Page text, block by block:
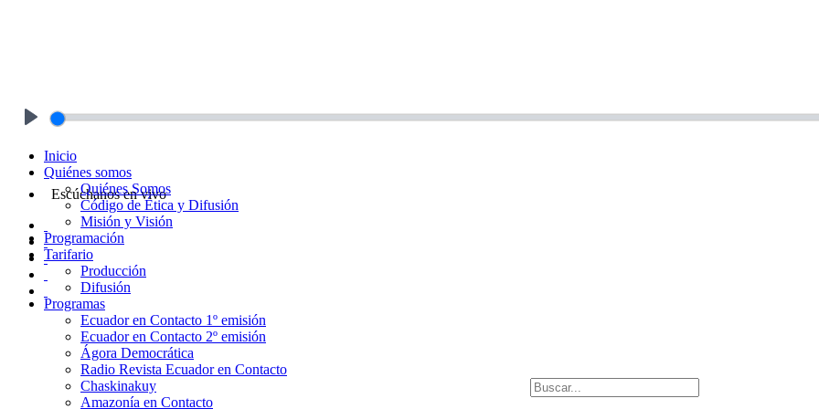
Escúchanos en vivo
Inicio
Quiénes somos
Quiénes Somos
Código de Ética y Difusión
Misión y Visión
Programación
Tarifario
Producción
Difusión
Programas
Ecuador en Contacto 1º emisión
Ecuador en Contacto 2º emisión
Ágora Democrática
Radio Revista Ecuador en Contacto
Chaskinakuy
Amazonía en Contacto